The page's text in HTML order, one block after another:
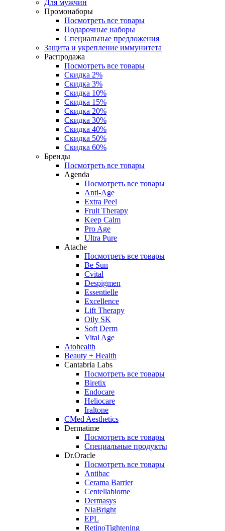
Для мужчин
Промонаборы
Посмотреть все товары
Подарочные наборы
Специальные предложения
Защита и укрепление иммунитета
Распродажа
Посмотреть все товары
Скидка 2%
Скидка 3%
Скидка 10%
Скидка 15%
Скидка 20%
Скидка 30%
Скидка 40%
Скидка 50%
Скидка 60%
Бренды
Посмотреть все товары
Agenda
Посмотреть все товары
Anti‑Age
Extra Peel
Fruit Therapy
Keep Calm
Pro Age
Ultra Pure
Atache
Посмотреть все товары
Be Sun
Cvital
Despigmen
Essentielle
Excellence
Lift Therapy
Oily SK
Soft Derm
Vital Age
Atohealth
Beauty + Health
Cantabria Labs
Посмотреть все товары
Biretix
Endocare
Heliocare
Iraltone
CMed Aesthetics
Dermatime
Посмотреть все товары
Специальные продукты
Dr.Oracle
Посмотреть все товары
Antibac
Cerama Barrier
Centellabiome
Dermasys
NiaBright
EPL
RetinoTightening